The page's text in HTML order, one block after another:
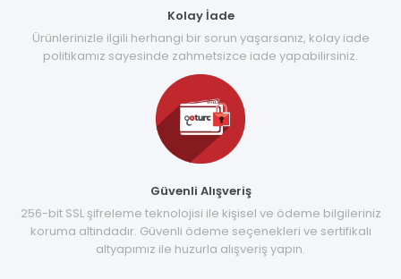
Kolay İade
Ürünlerinizle ilgili herhangi bir sorun yaşarsanız, kolay iade
politikamız sayesinde zahmetsizce iade yapabilirsiniz.
Güvenli Alışveriş
256-bit SSL şifreleme teknolojisi ile kişisel ve ödeme bilgileriniz
koruma altındadır. Güvenli ödeme seçenekleri ve sertifikalı
altyapımız ile huzurla alışveriş yapın.